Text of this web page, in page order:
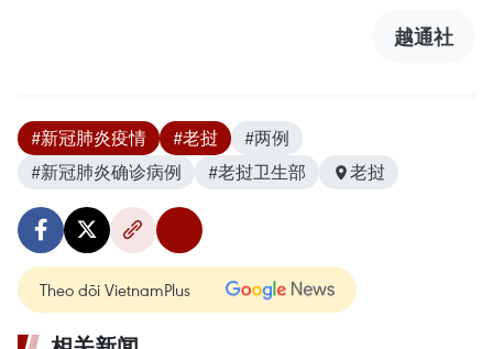
越通社
#新冠肺炎疫情 #老挝
#两例
#新冠肺炎确诊病例
#老挝卫生部 老挝
Theo dõi VietnamPlus